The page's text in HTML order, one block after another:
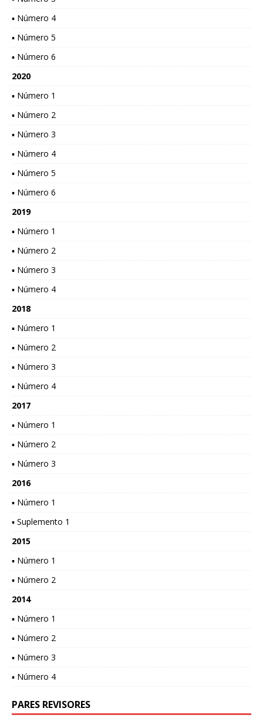
▪ Número 4
▪ Número 5
▪ Número 6
2020
▪ Número 1
▪ Número 2
▪ Número 3
▪ Número 4
▪ Número 5
▪ Número 6
2019
▪ Número 1
▪ Número 2
▪ Número 3
▪ Número 4
2018
▪ Número 1
▪ Número 2
▪ Número 3
▪ Número 4
2017
▪ Número 1
▪ Número 2
▪ Número 3
2016
▪ Número 1
▪ Suplemento 1
2015
▪ Número 1
▪ Número 2
2014
▪ Número 1
▪ Número 2
▪ Número 3
▪ Número 4
PARES REVISORES